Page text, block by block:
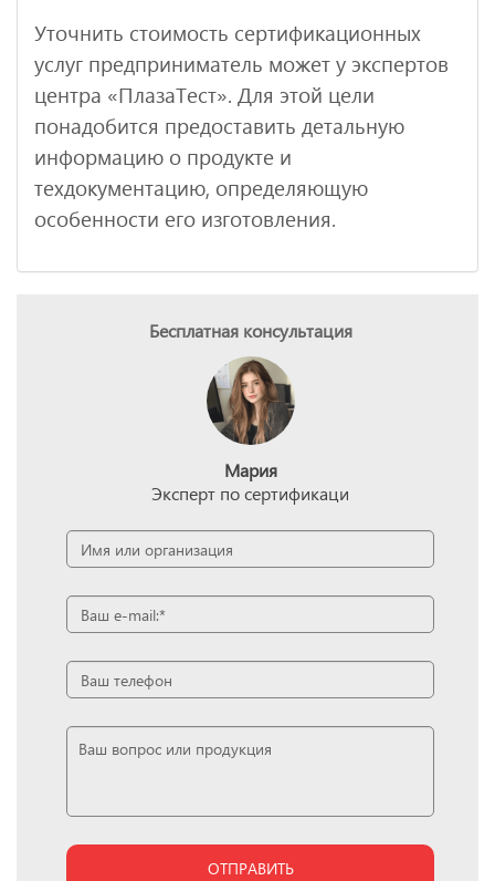
Уточнить стоимость сертификационных
услуг предприниматель может у экспертов
центра «ПлазаТест». Для этой цели
понадобится предоставить детальную
информацию о продукте и
техдокументацию, определяющую
особенности его изготовления.
Бесплатная консультация
Мария
Эксперт по сертификаци
ОТПРАВИТЬ